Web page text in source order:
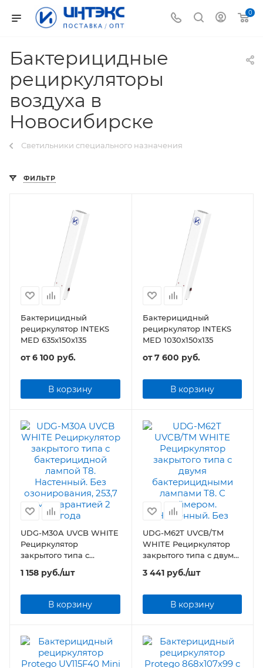
0
Бактерицидные
рециркуляторы
воздуха в
Новосибирске
Светильники специального назначения
ФИЛЬТР
Бактерицидный
рециркулятор INTEKS
MED 635x150x135
от6 100 руб.
В корзину
Бактерицидный
рециркулятор INTEKS
MED 1030x150x135
от7 600 руб.
В корзину
UDG-M30A UVCB WHITE
Рециркулятор
закрытого типа с
бактерицидной лампой
T8. Настенный. Без
1 158 руб./шт
В корзину
UDG-M62T UVCB/TM
WHITE Рециркулятор
закрытого типа с двумя
бактерицидными
лампами Т8. С
Без озонирования, 253,7
нм.
3 441руб./шт
В корзину